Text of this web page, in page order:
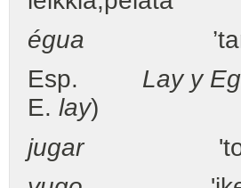
égua
Esp. Lay y
E. lay)
jugar'to play